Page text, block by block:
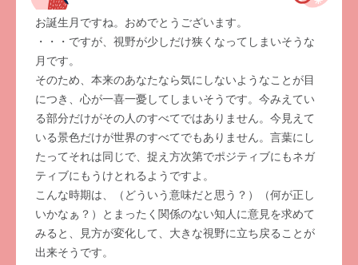
お誕生月ですね。おめでとうございます。
・・・ですが、視野が少しだけ狭くなってしまいそうな
月です。
そのため、本来のあなたなら気にしないようなことが目
につき、心が一喜一憂してしまいそうです。今みえてい
る部分だけがその人のすべてではありません。今見えて
いる景色だけが世界のすべてでもありません。言葉にし
たってそれは同じで、捉え方次第でポジティブにもネガ
ティブにもうけとれるようですよ。
こんな時期は、（どういう意味だと思う？）（何が正し
いかなぁ？）とまったく関係のない知人に意見を求めて
みると、見方が変化して、大きな視野に立ち戻ることが
出来そうです。